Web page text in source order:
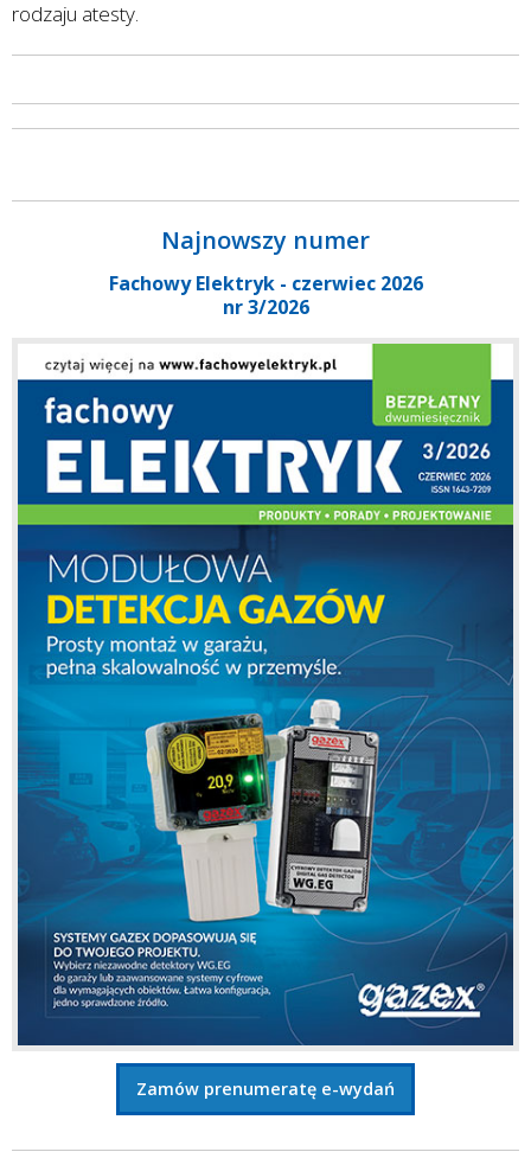
rodzaju atesty.
Najnowszy numer
Fachowy Elektryk - czerwiec 2026
nr 3/2026
Zamów prenumeratę e-wydań